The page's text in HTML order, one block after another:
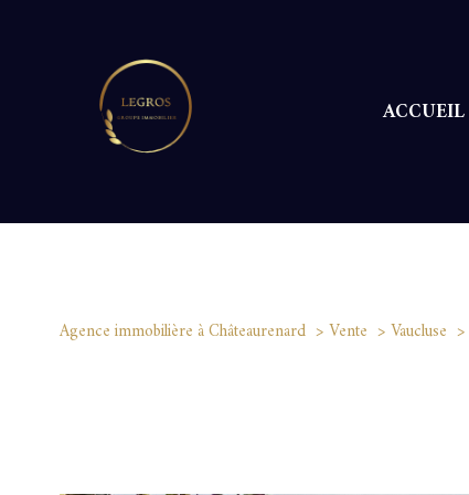
ACCUEIL
Agence immobilière à Châteaurenard Vente Vaucluse